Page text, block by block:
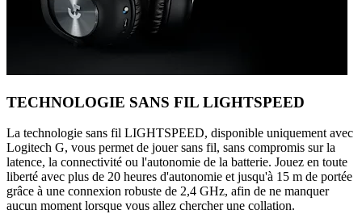
TECHNOLOGIE SANS FIL LIGHTSPEED
La technologie sans fil LIGHTSPEED, disponible uniquement avec
Logitech G, vous permet de jouer sans fil, sans compromis sur la
latence, la connectivité ou l'autonomie de la batterie. Jouez en toute
liberté avec plus de 20 heures d'autonomie et jusqu'à 15 m de portée
grâce à une connexion robuste de 2,4 GHz, afin de ne manquer
aucun moment lorsque vous allez chercher une collation.